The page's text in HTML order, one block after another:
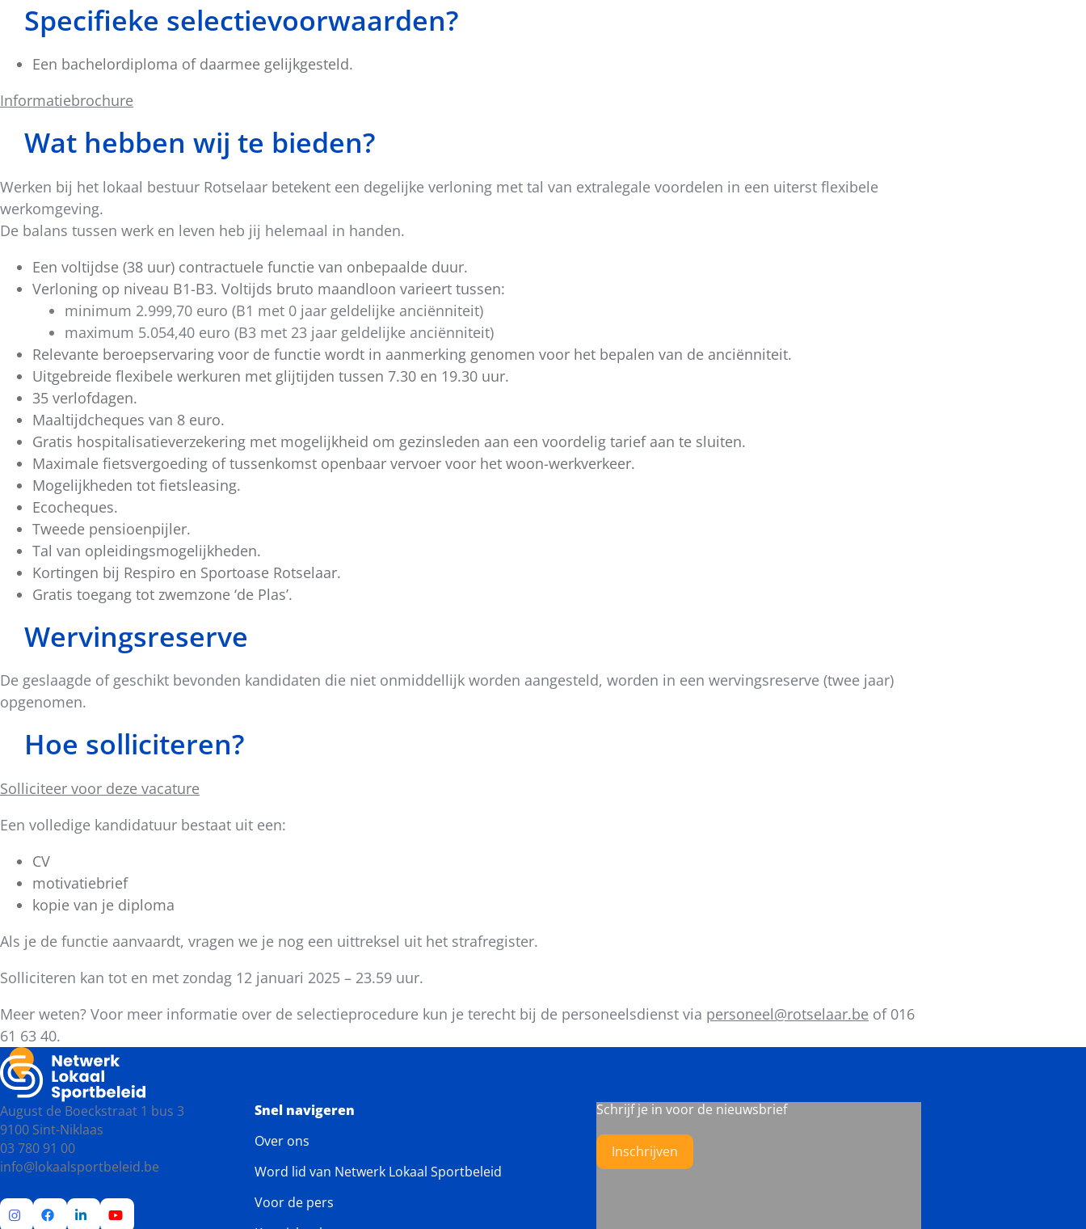
Specifieke selectievoorwaarden?
Een bachelordiploma of daarmee gelijkgesteld.
Informatiebrochure
Wat hebben wij te bieden?
Werken bij het lokaal bestuur Rotselaar betekent een degelijke verloning met tal van extralegale voordelen in een uiterst flexibele
werkomgeving.
De balans tussen werk en leven heb jij helemaal in handen.
Een voltijdse (38 uur) contractuele functie van onbepaalde duur.
Verloning op niveau B1-B3. Voltijds bruto maandloon varieert tussen:
minimum 2.999,70 euro (B1 met 0 jaar geldelijke anciënniteit)
maximum 5.054,40 euro (B3 met 23 jaar geldelijke anciënniteit)
Relevante beroepservaring voor de functie wordt in aanmerking genomen voor het bepalen van de anciënniteit.
Uitgebreide flexibele werkuren met glijtijden tussen 7.30 en 19.30 uur.
35 verlofdagen.
Maaltijdcheques van 8 euro.
Gratis hospitalisatieverzekering met mogelijkheid om gezinsleden aan een voordelig tarief aan te sluiten.
Maximale fietsvergoeding of tussenkomst openbaar vervoer voor het woon-werkverkeer.
Mogelijkheden tot fietsleasing.
Ecocheques.
Tweede pensioenpijler.
Tal van opleidingsmogelijkheden.
Kortingen bij Respiro en Sportoase Rotselaar.
Gratis toegang tot zwemzone ‘de Plas’.
Wervingsreserve
De geslaagde of geschikt bevonden kandidaten die niet onmiddellijk worden aangesteld, worden in een wervingsreserve (twee jaar)
opgenomen.
Hoe solliciteren?
Solliciteer voor deze vacature
Een volledige kandidatuur bestaat uit een:
CV
motivatiebrief
kopie van je diploma
Als je de functie aanvaardt, vragen we je nog een uittreksel uit het strafregister.
Solliciteren kan tot en met zondag 12 januari 2025 – 23.59 uur.
Meer weten? Voor meer informatie over de selectieprocedure kun je terecht bij de personeelsdienst via personeel@rotselaar.be of 016
61 63 40.
August de Boeckstraat 1 bus 3
9100 Sint-Niklaas
03 780 91 00
info@lokaalsportbeleid.be
Snel navigeren
Over ons
Word lid van Netwerk Lokaal Sportbeleid
Voor de pers
Schrijf je in voor de nieuwsbrief
Inschrijven